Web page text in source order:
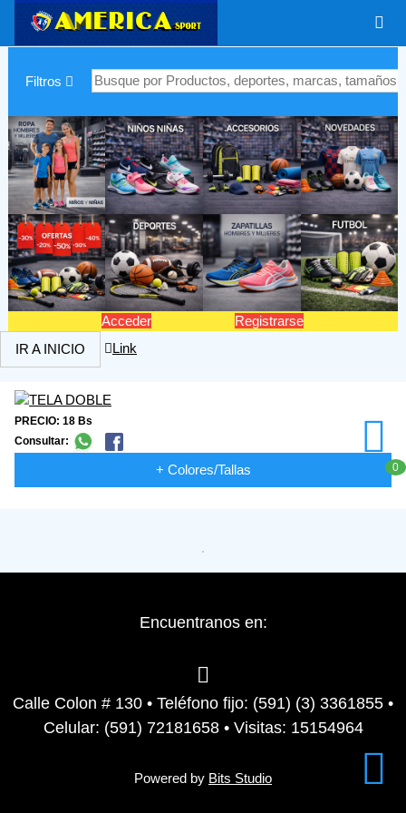
Filtros
Acceder
Registrarse
IR A INICIO
Link
PRECIO: 18 Bs
Consultar:
+ Colores/Tallas 0
Encuentranos en:
Calle Colon # 130 • Teléfono fijo: (591) (3) 3361855 •
Celular: (591) 72181658 • Visitas: 15154964
Powered by Bits Studio